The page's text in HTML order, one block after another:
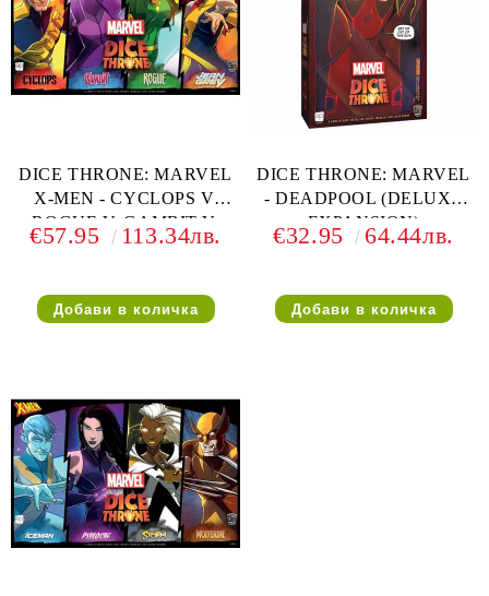
DICE THRONE: MARVEL
X-MEN - CYCLOPS V.
ROGUE V. GAMBIT V.
JEAN GRAY
€57.95 113.34лв.
DICE THRONE: MARVEL
- DEADPOOL (DELUXE
EXPANSION)
€32.95 64.44лв.